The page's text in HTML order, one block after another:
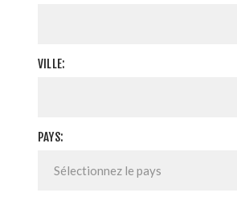
VILLE:
PAYS: